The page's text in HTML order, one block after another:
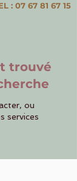
: 07 67 81 67 15
trouvé
ou
services